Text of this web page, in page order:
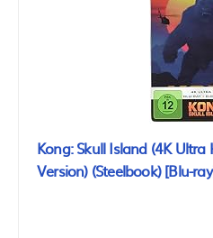
Kong: Skull Island (4K Ultra
Version) (Steelbook) [Blu-